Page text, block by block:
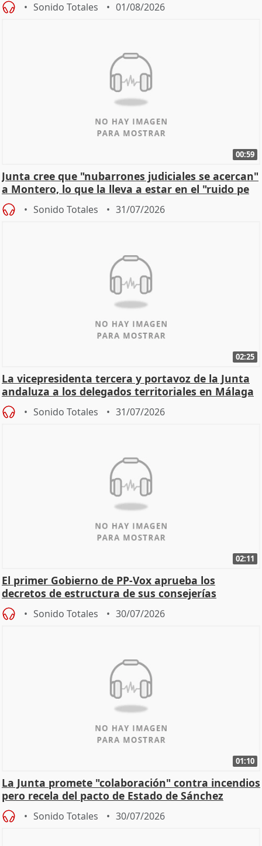
Sonido Totales 01/08/2026
00:59
Junta cree que "nubarrones judiciales se acercan"
a Montero, lo que la lleva a estar en el "ruido pe
Sonido Totales 31/07/2026
02:25
La vicepresidenta tercera y portavoz de la Junta
andaluza a los delegados territoriales en Málaga
Sonido Totales 31/07/2026
02:11
El primer Gobierno de PP-Vox aprueba los
decretos de estructura de sus consejerías
Sonido Totales 30/07/2026
01:10
La Junta promete "colaboración" contra incendios
pero recela del pacto de Estado de Sánchez
Sonido Totales 30/07/2026